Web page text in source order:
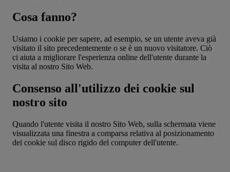
Cosa fanno?
Usiamo i cookie per sapere, ad esempio, se un utente aveva già
visitato il sito precedentemente o se è un nuovo visitatore. Ciò
ci aiuta a migliorare l'esperienza online dell'utente durante la
visita al nostro Sito Web.
Consenso all'utilizzo dei cookie sul
nostro sito
Quando l'utente visita il nostro Sito Web, sulla schermata viene
visualizzata una finestra a comparsa relativa al posizionamento
dei cookie sul disco rigido del computer dell'utente.